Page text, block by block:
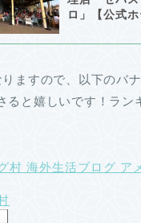
ロ」【公式ホ
ますので、以下のバ
ると嬉しいです！ラン